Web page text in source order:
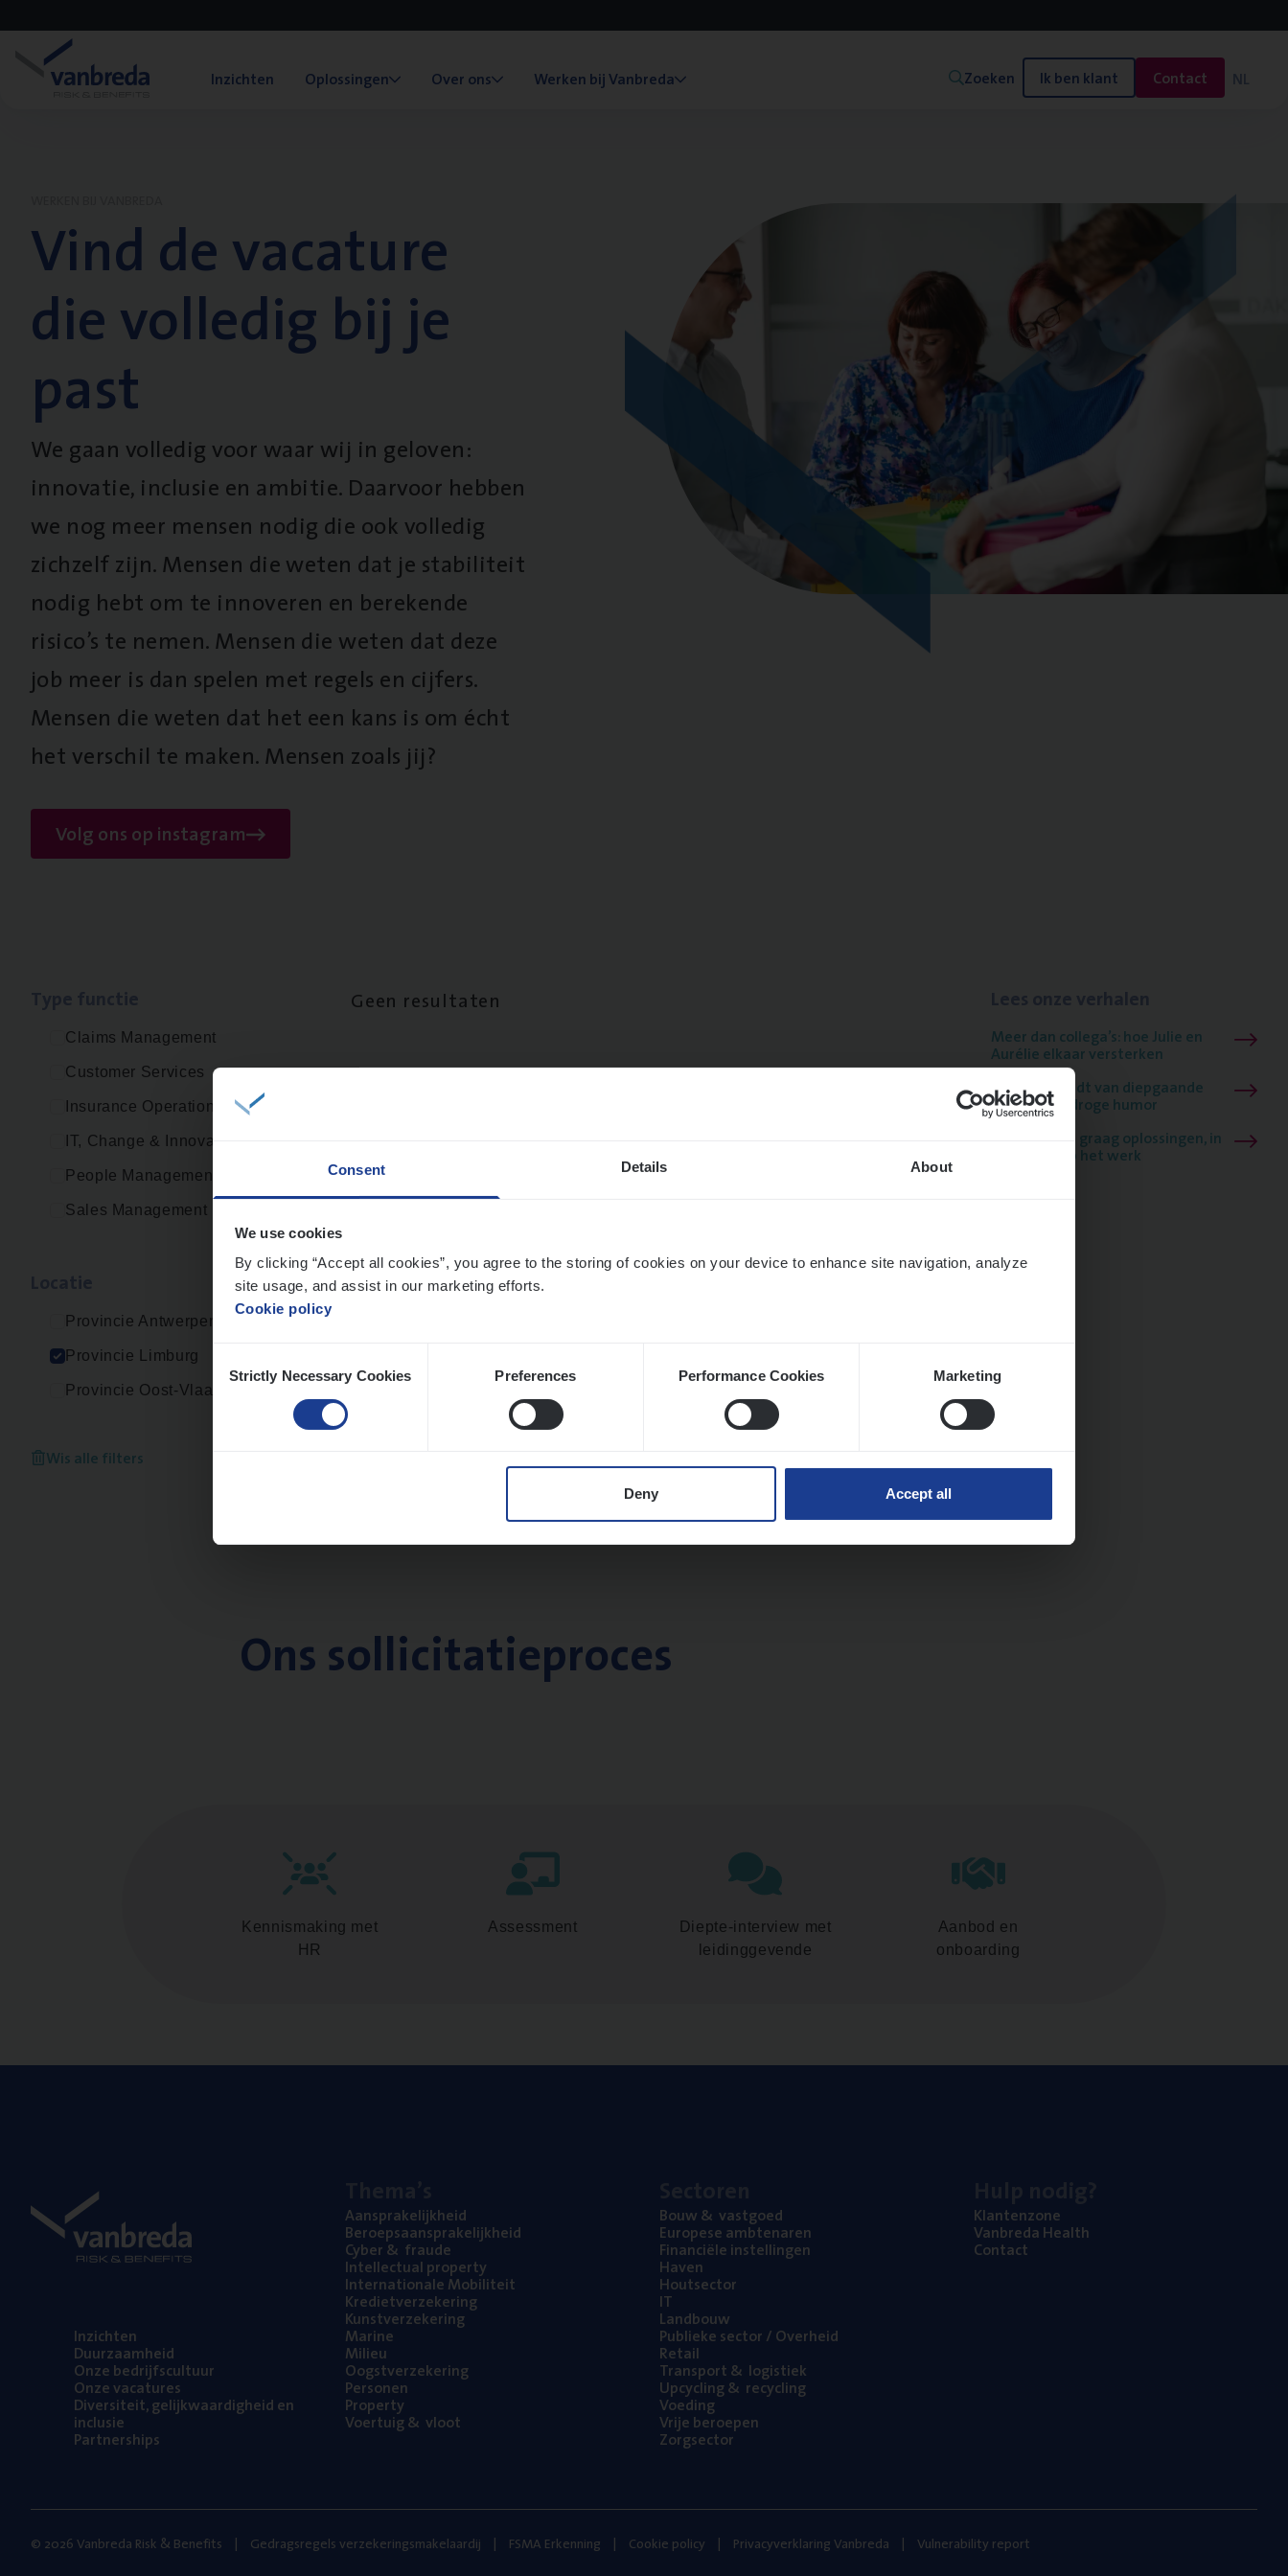
Consent Details About
We use cookies
By clicking “Accept all cookies”, you agree to the storing of cookies on your device to enhance site navigation, analyze
site usage, and assist in our marketing efforts.
Cookie policy
Selection
Strictly Necessary Cookies Preferences Performance Cookies Marketing
Deny Accept all
Inzichten Oplossingen Over ons Werken bij Vanbreda Zoeken Ik ben klant Contact NL
Vind de vacature
die volledig bij je
past
We gaan volledig voor waar wij in geloven:
innovatie, inclusie en ambitie. Daarvoor hebben
we nog meer mensen nodig die ook volledig
zichzelf zijn. Mensen die weten dat je stabiliteit
nodig hebt om te innoveren en berekende
risico’s te nemen. Mensen die weten dat deze
job meer is dan spelen met regels en cijfers.
Mensen die weten dat het een kans is om écht
het verschil te maken. Mensen zoals jij?
Volg ons op instagram
Claims Management
Customer Services
Insurance Operations
IT, Change & Innovation
People Management
Sales Management
Provincie Antwerpen
Provincie Limburg
Provincie Oost-Vlaanderen
Wis alle filters
Geen resultaten
Meer dan collega’s: hoe Julie en
Aurélie elkaar versterken
Mathias houdt van diepgaande
dossiers én droge humor
Thalia zoekt graag oplossingen, in
games én op het werk
Ons sollicitatieproces
Kennismaking met
HR
Assessment
Diepte-interview met
leidinggevende
Aanbod en
onboarding
Inzich­ten
Duur­zaam­heid
Onze bedrijfs­cul­tuur
Onze vaca­tu­res
Diver­si­teit, gelijk­waar­dig­heid en
inclusie
Part­ner­ships
Aan­spra­ke­lijk­heid
Beroeps­aan­spra­ke­lijk­heid
Cyber& fraude
Intel­lec­tu­al property
Inter­na­ti­o­na­le Mobiliteit
Kre­diet­ver­ze­ke­ring
Kunst­ver­ze­ke­ring
Mari­ne
Mili­eu
Oogst­ver­ze­ke­ring
Per­so­nen
Pro­per­ty
Voer­tuig& vloot
Bouw& vastgoed
Euro­pe­se ambtenaren
Finan­ci­ë­le instellingen
Haven
Hout­sec­tor
IT
Land­bouw
Publie­ke sec­tor / Overheid
Retail
Trans­port& logistiek
Upcy­cling& recycling
Voe­ding
Vrije beroe­pen
Zorg­sec­tor
Klan­ten­zo­ne
Van­b­re­da Health
Con­tact
© 2026 Vanbreda Risk & Benefits Gedragsregels verzekeringsmakelaardij FSMA Erkenning Cookie policy Privacyverklaring Vanbreda Vulnerability report